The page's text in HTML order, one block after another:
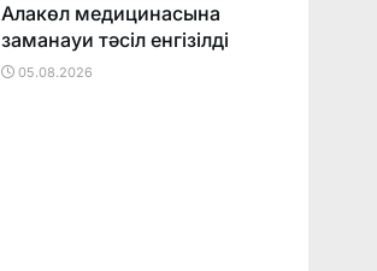
Алакөл медицинасына
заманауи тәсіл енгізілді
05.08.2026